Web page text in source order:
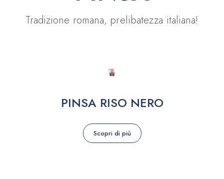
Tradizione romana, prelibatezza italiana!
PINSA RISO NERO
Scopri di più